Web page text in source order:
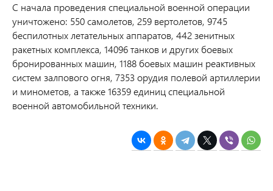
С начала проведения специальной военной операции
уничтожено: 550 самолетов, 259 вертолетов, 9745
беспилотных летательных аппаратов, 442 зенитных
ракетных комплекса, 14096 танков и других боевых
бронированных машин, 1188 боевых машин реактивных
систем залпового огня, 7353 орудия полевой артиллерии
и минометов, а также 16359 единиц специальной
военной автомобильной техники.